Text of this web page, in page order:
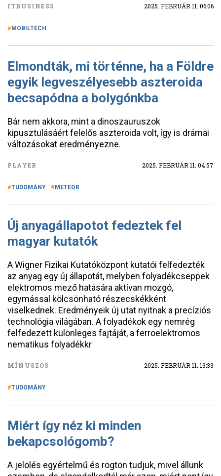
ITBUSINESS 2025. FEBRUÁR 11. 06:06
MOBILTECH
Elmondták, mi történne, ha a Földre
egyik legveszélyesebb aszteroida
becsapódna a bolygónkba
Bár nem akkora, mint a dinoszauruszok
kipusztulásáért felelős aszteroida volt, így is drámai
változásokat eredményezne.
PLAYER 2025. FEBRUÁR 11. 04:57
TUDOMÁNY METEOR
Új anyagállapotot fedeztek fel
magyar kutatók
A Wigner Fizikai Kutatóközpont kutatói felfedezték
az anyag egy új állapotát, melyben folyadékcseppek
elektromos mező hatására aktívan mozgó,
egymással kölcsönható részecskékként
viselkednek. Eredményeik új utat nyitnak a precíziós
technológia világában. A folyadékok egy nemrég
felfedezett különleges fajtáját, a ferroelektromos
nematikus folyadékkr
MÍNUSZOS 2025. FEBRUÁR 11. 13:33
TUDOMÁNY
Miért így néz ki minden
bekapcsológomb?
A jelölés egyértelmű és rögtön tudjuk, mivel állunk